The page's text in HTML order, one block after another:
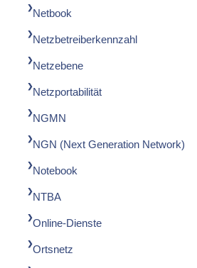
Netbook
Netzbetreiberkennzahl
Netzebene
Netzportabilität
NGMN
NGN (Next Generation Network)
Notebook
NTBA
Online-Dienste
Ortsnetz